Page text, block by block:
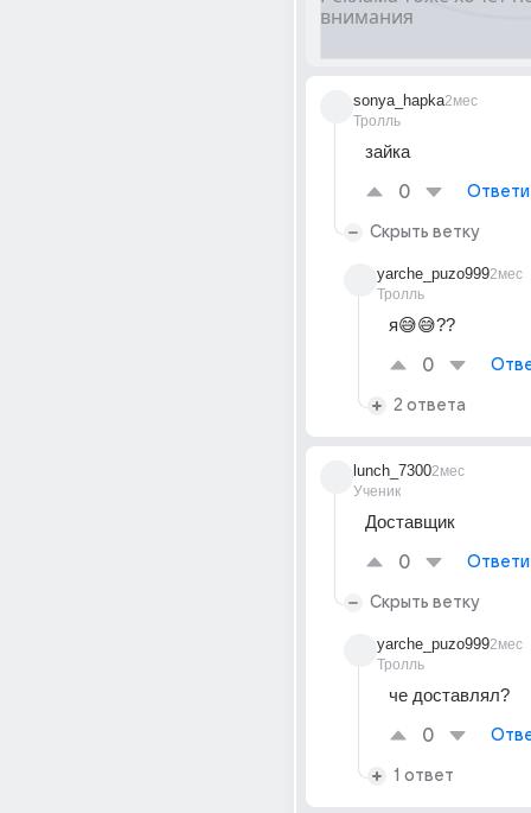
sonya_hapka
Тролль
2мес
зайка
0
Скрыть ветку
yarche_puzo999
Тролль
2мес
я😅😅??
0
2 ответа
lunch_7300
Ученик
2мес
Доставщик
0
Скрыть ветку
yarche_puzo999
Тролль
2мес
че доставлял?
0
1 ответ